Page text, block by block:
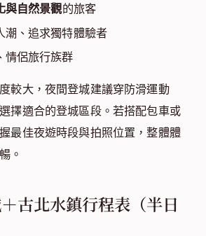
與自然景觀的旅客
、追求獨特體驗者
情侶旅行族群
較大，夜間登城建議穿防滑運動
擇適合的登城區段。若搭配包車或
最佳夜遊時段與拍照位置，整體體
。
古北水鎮行程表（半日